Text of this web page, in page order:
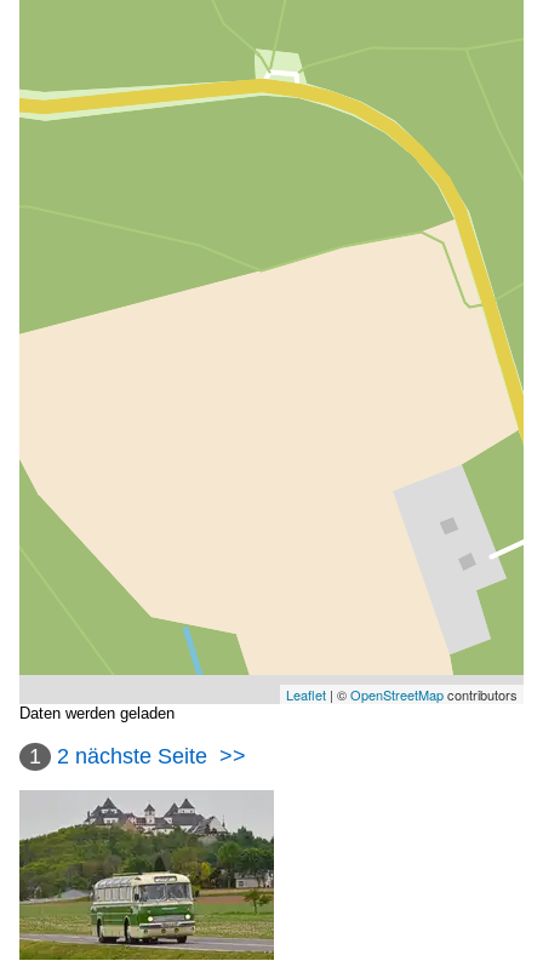
Leaflet | ©OpenStreetMapcontributors
Daten werden geladen
1 2 nächste Seite >>